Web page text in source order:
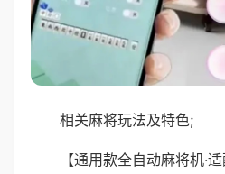
相关麻将玩法及特色;
【通用款全自动麻将机·